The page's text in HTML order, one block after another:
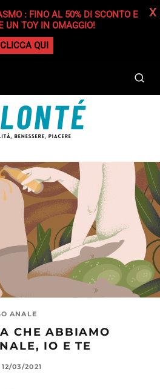
ANALE
CHE ABBIAMO
IO E TE
12/03/2021
: FINO AL 50% DI SCONTO E
UN TOY IN OMAGGIO!
CLICCA QUI
X